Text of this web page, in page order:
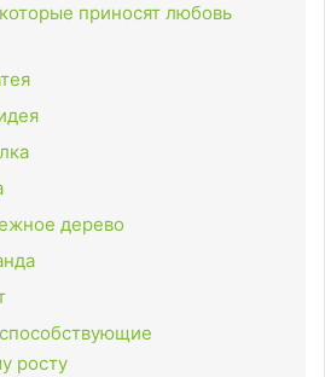
приносят любовь
дерево
росту